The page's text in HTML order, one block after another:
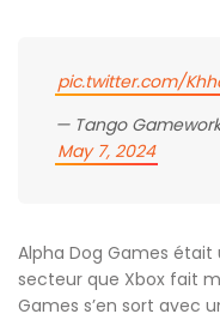
pic.twitter.com/
— Tango
May 7, 2024
Alpha Dog Games
secteur que Xbox fait
Games s’en sort avec